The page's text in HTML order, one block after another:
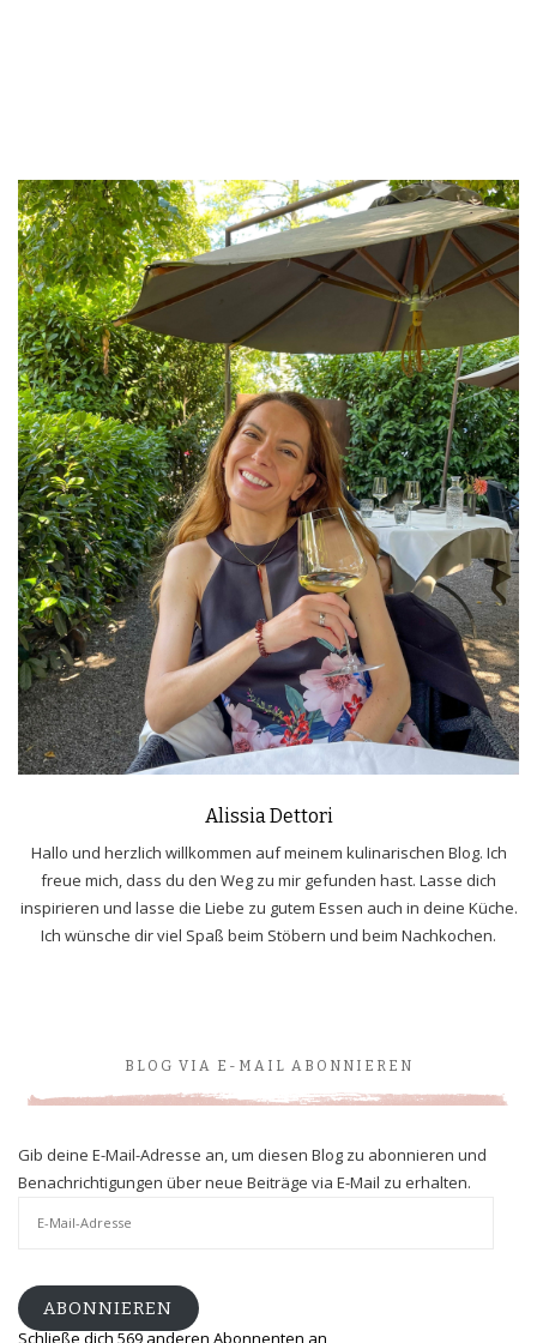
Alissia Dettori
Hallo und herzlich willkommen auf meinem kulinarischen Blog. Ich
freue mich, dass du den Weg zu mir gefunden hast. Lasse dich
inspirieren und lasse die Liebe zu gutem Essen auch in deine Küche.
Ich wünsche dir viel Spaß beim Stöbern und beim Nachkochen.
BLOG VIA E-MAIL ABONNIEREN
Gib deine E-Mail-Adresse an, um diesen Blog zu abonnieren und
Benachrichtigungen über neue Beiträge via E-Mail zu erhalten.
ABONNIEREN
Schließe dich 569 anderen Abonnenten an